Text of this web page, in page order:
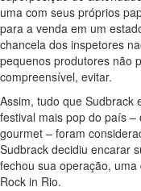
uma com seus próprios
para a venda em um
chancela dos inspetores
pequenos produtores não
compreensível, evitar.
Assim, tudo que Sudbrack
festival mais pop do país
gourmet – foram
Sudbrack decidiu encarar
fechou sua operação,
Rock in Rio.